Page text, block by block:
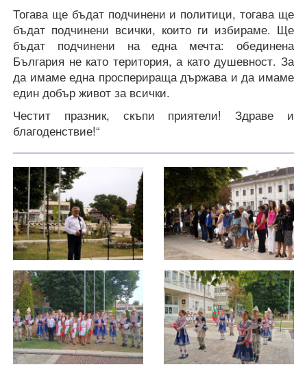
Тогава ще бъдат подчинени и политици, тогава ще
бъдат подчинени всички, които ги избираме. Ще
бъдат подчинени на една мечта: обединена
България не като територия, а като душевност. За
да имаме една просперираща държава и да имаме
един добър живот за всички.
Честит празник, скъпи приятели! Здраве и
благоденствие!“